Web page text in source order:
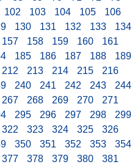
102 103 104 105
106
130 131 132 133
134
157 158 159 160
161
185 186 187 188
189
212 213 214 215
216
240 241 242 243
244
267 268 269 270
271
295 296 297 298
299
322 323 324 325
326
350 351 352 353
354
377 378 379 380
381